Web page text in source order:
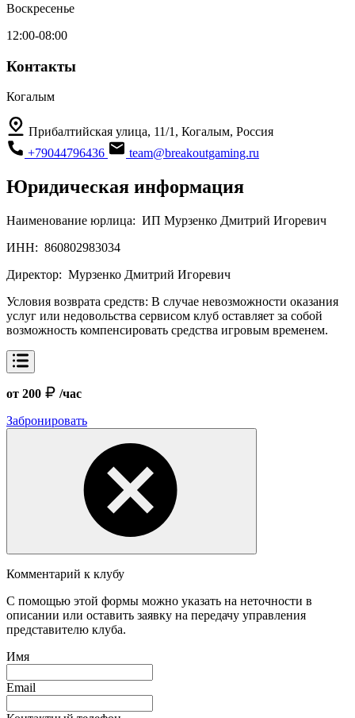
Воскресенье
12:00-08:00
Контакты
Когалым
Прибалтийская улица, 11/1, Когалым, Россия
+79044796436
team@breakoutgaming.ru
Юридическая информация
Наименование юрлица: ИП Мурзенко Дмитрий Игоревич
ИНН: 860802983034
Директор: Мурзенко Дмитрий Игоревич
Условия возврата средств: В случае невозможности оказания
услуг или недовольства сервисом клуб оставляет за собой
возможность компенсировать средства игровым временем.
от 200
/час
Забронировать
Комментарий к клубу
С помощью этой формы можно указать на неточности в
описании или оставить заявку на передачу управления
представителю клуба.
Имя
Email